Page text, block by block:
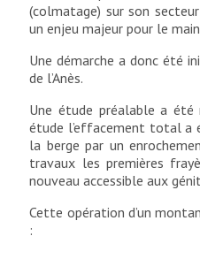
(colmatage) sur son
un enjeu majeur pour le
Une démarche a donc été
de l’Anès.
Une étude préalable a été
étude l’effacement total a
la berge par un
travaux les premières
nouveau accessible aux
Cette opération d’un
: